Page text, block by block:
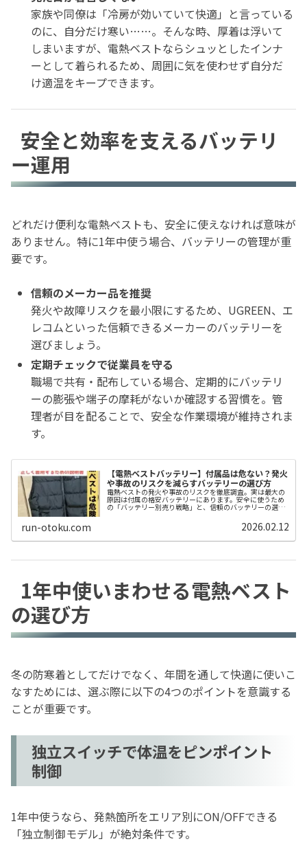
家族や同僚は「冷房が効いていて快適」と言っている
のに、自分だけ寒い……。そんな時、厚着は浮いて
しまいますが、電熱ベストならシュッとしたインナ
ーとして着られるため、周囲に気を使わせず自分だ
け適温をキープできます。
安全と効率を支えるバッテリ
ー運用
どれだけ便利な電熱ベストも、安全に使えなければ意味が
ありません。特に1年中使う場合、バッテリーの管理が重
要です。
信頼のメーカー品を推奨
発火や故障リスクを最小限にするため、UGREEN、エ
レコムといった信頼できるメーカーのバッテリーを
選びましょう。
定期チェックで従業員を守る
職場で共有・配布している場合、定期的にバッテリ
ーの膨張や端子の摩耗がないか確認する習慣を。管
理者が目を配ることで、安全な作業環境が維持されま
す。
【電熱ベストバッテリー】付属品は危ない？発火
や事故のリスクを減らすバッテリーの選び方
電熱ベストの発火や事故のリスクを徹底調査。実は最大の
原因は付属の格安バッテリーにあります。安全に使うため
の「バッテリー別売り戦略」と、信頼のバッテリーの選び
方を解説。
run-otoku.com 2026.02.12
1年中使いまわせる電熱ベスト
の選び方
冬の防寒着としてだけでなく、年間を通して快適に使いこ
なすためには、選ぶ際に以下の4つのポイントを意識する
ことが重要です。
独立スイッチで体温をピンポイント
制御
1年中使うなら、発熱箇所をエリア別にON/OFFできる
「独立制御モデル」が絶対条件です。